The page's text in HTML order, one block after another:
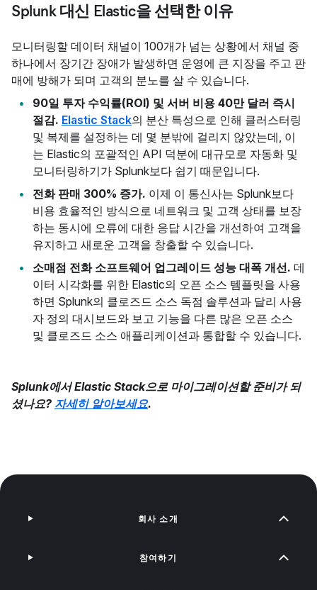
Splunk 대신 Elastic을 선택한 이유
모니터링할 데이터 채널이 100개가 넘는 상황에서 채널 중
하나에서 장기간 장애가 발생하면 운영에 큰 지장을 주고 판
매에 방해가 되며 고객의 분노를 살 수 있습니다.
90일 투자 수익률(ROI) 및 서버 비용 40만 달러 즉시
절감. Elastic Stack의 분산 특성으로 인해 클러스터링
및 복제를 설정하는 데 몇 분밖에 걸리지 않았는데, 이
는 Elastic의 포괄적인 API 덕분에 대규모로 자동화 및
모니터링하기가 Splunk보다 쉽기 때문입니다.
전화 판매 300% 증가. 이제 이 통신사는 Splunk보다
비용 효율적인 방식으로 네트워크 및 고객 상태를 보장
하는 동시에 오류에 대한 응답 시간을 개선하여 고객을
유지하고 새로운 고객을 창출할 수 있습니다.
소매점 전화 소프트웨어 업그레이드 성능 대폭 개선. 데
이터 시각화를 위한 Elastic의 오픈 소스 템플릿을 사용
하면 Splunk의 클로즈드 소스 독점 솔루션과 달리 사용
자 정의 대시보드와 보고 기능을 다른 많은 오픈 소스
및 클로즈드 소스 애플리케이션과 통합할 수 있습니다.
Splunk에서 Elastic Stack으로 마이그레이션할 준비가 되
셨나요? 자세히 알아보세요.
회사 소개
참여하기